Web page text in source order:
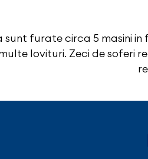
sunt furate circa 5 masini
lovituri. Zeci de soferi